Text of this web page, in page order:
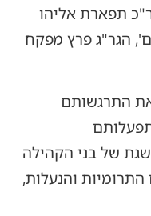
תפארת אליהו
הגר"ג פרץ מפקח
את התרגשותם
של בני הקהילה
והנעלות,